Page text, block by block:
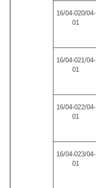
16/04-020/04-
01
16/04-021/04-
01
16/04-022/04-
01
16/04-023/04-
01